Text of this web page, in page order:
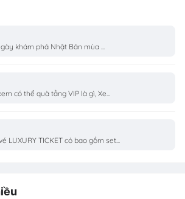
khám phá Nhật Bản mùa ...
có thể quà tằng VIP là gì, Xe...
LUXURY TICKET có bao gồm set...